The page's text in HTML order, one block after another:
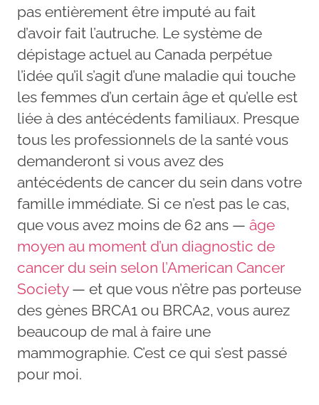
pas entièrement être imputé au fait
d’avoir fait l’autruche. Le système de
dépistage actuel au Canada perpétue
l’idée qu’il s’agit d’une maladie qui touche
les femmes d’un certain âge et qu’elle est
liée à des antécédents familiaux. Presque
tous les professionnels de la santé vous
demanderont si vous avez des
antécédents de cancer du sein dans votre
famille immédiate. Si ce n’est pas le cas,
que vous avez moins de 62 ans — âge
moyen au moment d’un diagnostic de
cancer du sein selon l’American Cancer
Society— et que vous n’être pas porteuse
des gènes BRCA1 ou BRCA2, vous aurez
beaucoup de mal à faire une
mammographie. C’est ce qui s’est passé
pour moi.